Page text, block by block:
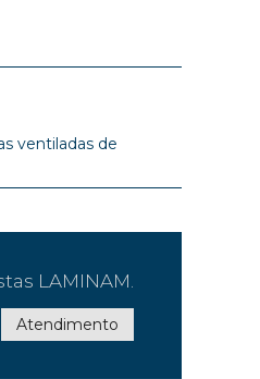
ventiladas de
LAMINAM.
Atendimento